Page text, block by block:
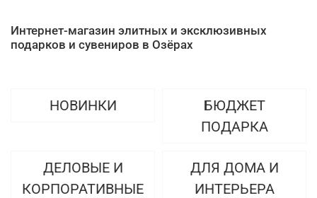
Интернет-магазин элитных и эксклюзивных
подарков и сувениров в Озёрах
НОВИНКИ
БЮДЖЕТ
ПОДАРКА
ДЕЛОВЫЕ И
КОРПОРАТИВНЫЕ
ДЛЯ ДОМА И
ИНТЕРЬЕРА